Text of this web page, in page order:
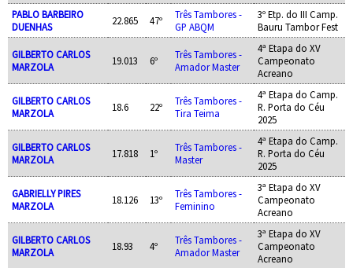
PABLO BARBEIRO
DUENHAS
22.865 47º
Três Tambores -
GP ABQM
3º Etp. do III Camp.
Bauru Tambor Fest
GILBERTO CARLOS
MARZOLA
19.013 6º
Três Tambores -
Amador Master
4ª Etapa do XV
Campeonato
Acreano
GILBERTO CARLOS
MARZOLA
18.6 22º
Três Tambores -
Tira Teima
4ª Etapa do Camp.
R. Porta do Céu
2025
GILBERTO CARLOS
MARZOLA
17.818 1º
Três Tambores -
Master
4ª Etapa do Camp.
R. Porta do Céu
2025
GABRIELLY PIRES
MARZOLA
18.126 13º
Três Tambores -
Feminino
3ª Etapa do XV
Campeonato
Acreano
GILBERTO CARLOS
MARZOLA
18.93 4º
Três Tambores -
Amador Master
3ª Etapa do XV
Campeonato
Acreano